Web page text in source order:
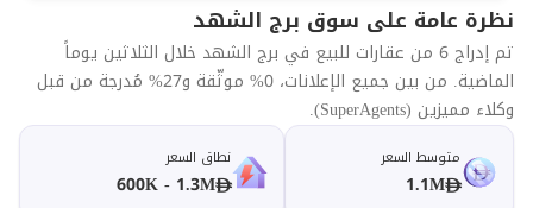
نظرة عامة على سوق برج الشهد
تم إدراج 6 من عقارات للبيع في برج الشهد خلال الثلاثين يوماً
الماضية. من بين جميع الإعلانات، 0% موثّقة و27% مُدرجة من قبل
وكلاء مميزين (SuperAgents).
متوسط السعر
1.1M
نطاق السعر
600K - 1.3M